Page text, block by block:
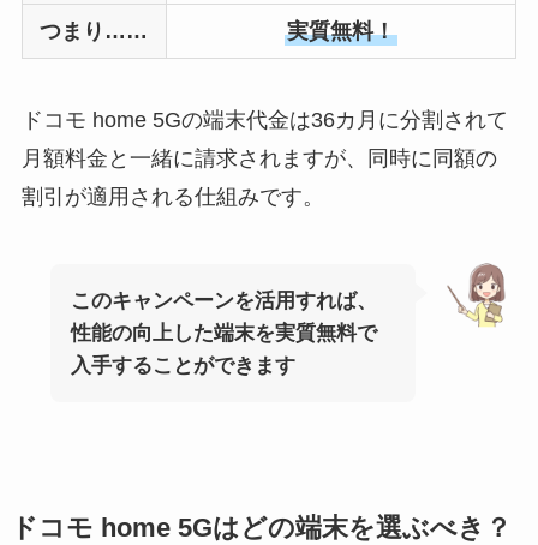
つまり…… 実質無料！
ドコモ home 5Gの端末代金は36カ月に分割されて
月額料金と一緒に請求されますが、同時に同額の
割引が適用される仕組みです。
このキャンペーンを活用すれば、
性能の向上した端末を実質無料で
入手することができます
ドコモ home 5Gはどの端末を選ぶべき？